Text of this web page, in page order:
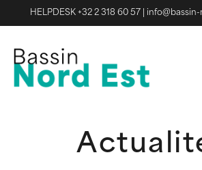
HELPDESK +32 2 318 60 57